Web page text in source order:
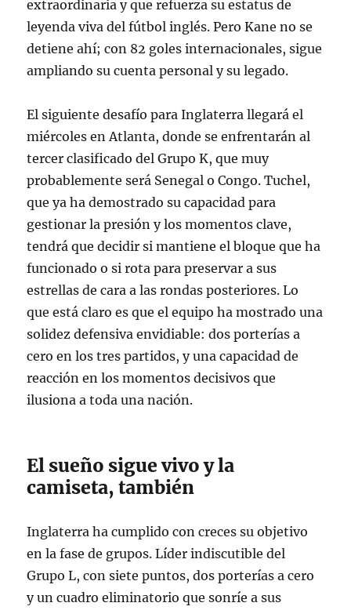
extraordinaria y que refuerza su estatus de
leyenda viva del fútbol inglés. Pero Kane no se
detiene ahí; con 82 goles internacionales, sigue
ampliando su cuenta personal y su legado.
El siguiente desafío para Inglaterra llegará el
miércoles en Atlanta, donde se enfrentarán al
tercer clasificado del Grupo K, que muy
probablemente será Senegal o Congo. Tuchel,
que ya ha demostrado su capacidad para
gestionar la presión y los momentos clave,
tendrá que decidir si mantiene el bloque que ha
funcionado o si rota para preservar a sus
estrellas de cara a las rondas posteriores. Lo
que está claro es que el equipo ha mostrado una
solidez defensiva envidiable: dos porterías a
cero en los tres partidos, y una capacidad de
reacción en los momentos decisivos que
ilusiona a toda una nación.
El sueño sigue vivo y la
camiseta, también
Inglaterra ha cumplido con creces su objetivo
en la fase de grupos. Líder indiscutible del
Grupo L, con siete puntos, dos porterías a cero
y un cuadro eliminatorio que sonríe a sus